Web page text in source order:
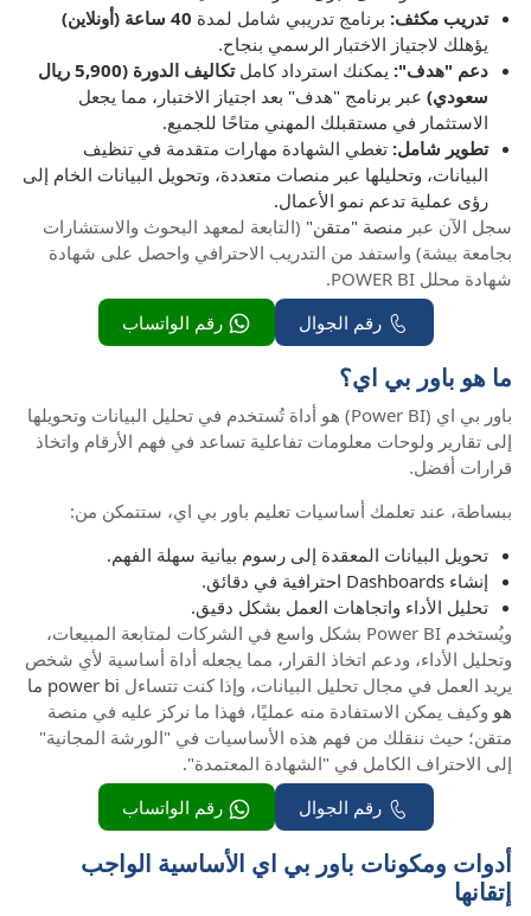
تدريب مكثف: برنامج تدريبي شامل لمدة 40 ساعة (أونلاين)
يؤهلك لاجتياز الاختبار الرسمي بنجاح.
دعم "هدف": يمكنك استرداد كامل
تكاليف الدورة (5,900 ريال
سعودي) عبر برنامج "هدف" بعد اجتياز الاختبار، مما يجعل
الاستثمار في مستقبلك المهني متاحًا للجميع.
تطوير شامل: تغطي الشهادة مهارات متقدمة في تنظيف
البيانات، وتحليلها عبر منصات متعددة، وتحويل البيانات الخام إلى
رؤى عملية تدعم نمو الأعمال.
سجل الآن عبر منصة "متقن" (التابعة لمعهد البحوث والاستشارات
بجامعة بيشة) واستفد من التدريب الاحترافي واحصل على شهادة
شهادة محلل POWER BI.
رقم الجوال
رقم الواتساب
ما هو باور بي اي؟
باور بي اي (Power BI) هو أداة تُستخدم في تحليل البيانات وتحويلها
إلى تقارير ولوحات معلومات تفاعلية تساعد في فهم الأرقام واتخاذ
قرارات أفضل.
ببساطة، عند تعلمك أساسيات تعليم باور بي اي، ستتمكن من:
تحويل البيانات المعقدة إلى رسوم بيانية سهلة الفهم.
إنشاء Dashboards احترافية في دقائق.
تحليل الأداء واتجاهات العمل بشكل دقيق.
ويُستخدم Power BI بشكل واسع في الشركات لمتابعة المبيعات،
وتحليل الأداء، ودعم اتخاذ القرار، مما يجعله أداة أساسية لأي شخص
يريد العمل في مجال تحليل البيانات، وإذا كنت تتساءل
power bi ما
هو وكيف يمكن الاستفادة منه عمليًا، فهذا ما نركز عليه في منصة
متقن؛ حيث ننقلك من فهم هذه الأساسيات في "الورشة المجانية"
إلى الاحتراف الكامل في "الشهادة المعتمدة".
رقم الجوال
رقم الواتساب
أدوات ومكونات باور بي اي الأساسية الواجب
إتقانها